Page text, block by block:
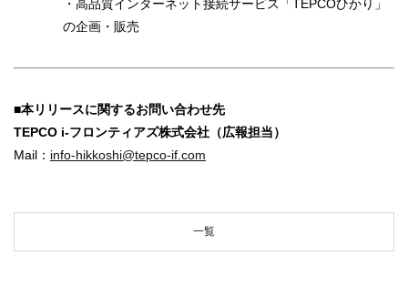
・高品質インターネット接続サービス「TEPCOひかり」
の企画・販売
■本リリースに関するお問い合わせ先
TEPCO i-フロンティアズ株式会社（広報担当）
Mail： info-hikkoshi@tepco-if.com
一覧